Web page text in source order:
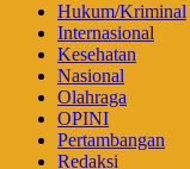
Hukum/Kriminal
Internasional
Kesehatan
Nasional
Olahraga
OPINI
Pertambangan
Redaksi